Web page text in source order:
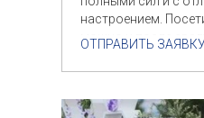
настроением.
можно и после
ОТПРАВИТЬ